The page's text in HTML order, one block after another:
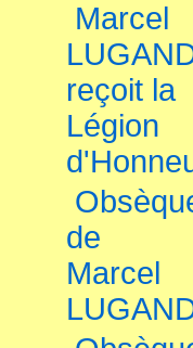
Marcel
reçoit la
Légion
de
Marcel